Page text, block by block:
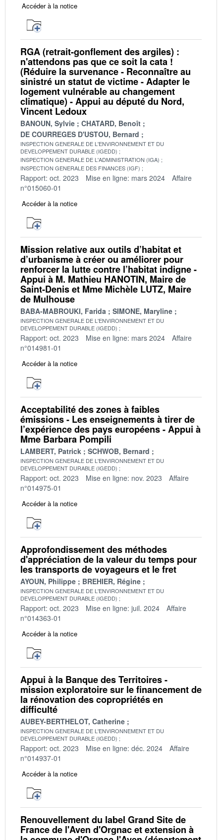
Accéder à la notice
RGA (retrait-gonflement des argiles) :
n'attendons pas que ce soit la cata !
(Réduire la survenance - Reconnaître au
sinistré un statut de victime - Adapter le
logement vulnérable au changement
climatique) - Appui au député du Nord,
Vincent Ledoux
BANOUN, Sylvie
CHATARD, Benoît
DE COURREGES D'USTOU, Bernard
INSPECTION GENERALE DE L'ENVIRONNEMENT ET DU
DEVELOPPEMENT DURABLE (IGEDD)
INSPECTION GENERALE DE L'ADMINISTRATION (IGA)
INSPECTION GENERALE DES FINANCES (IGF)
Rapport: oct. 2023 Mise en ligne: mars 2024
Affaire
n°015060-01
Accéder à la notice
Mission relative aux outils d’habitat et
d’urbanisme à créer ou améliorer pour
renforcer la lutte contre l’habitat indigne -
Appui à M. Mathieu HANOTIN, Maire de
Saint-Denis et Mme Michèle LUTZ, Maire
de Mulhouse
BABA-MABROUKI, Farida SIMONE, Maryline
INSPECTION GENERALE DE L'ENVIRONNEMENT ET DU
DEVELOPPEMENT DURABLE (IGEDD)
Rapport: oct. 2023 Mise en ligne: mars 2024
Affaire
n°014981-01
Accéder à la notice
Acceptabilité des zones à faibles
émissions - Les enseignements à tirer de
l’expérience des pays européens - Appui à
Mme Barbara Pompili
LAMBERT, Patrick SCHWOB, Bernard
INSPECTION GENERALE DE L'ENVIRONNEMENT ET DU
DEVELOPPEMENT DURABLE (IGEDD)
Rapport: oct. 2023 Mise en ligne: nov. 2023
Affaire
n°014975-01
Accéder à la notice
Approfondissement des méthodes
d'appréciation de la valeur du temps pour
les transports de voyageurs et le fret
AYOUN, Philippe BREHIER, Régine
INSPECTION GENERALE DE L'ENVIRONNEMENT ET DU
DEVELOPPEMENT DURABLE (IGEDD)
Rapport: oct. 2023 Mise en ligne: juil. 2024
Affaire
n°014363-01
Accéder à la notice
Appui à la Banque des Territoires -
mission exploratoire sur le financement de
la rénovation des copropriétés en
difficulté
AUBEY-BERTHELOT, Catherine
INSPECTION GENERALE DE L'ENVIRONNEMENT ET DU
DEVELOPPEMENT DURABLE (IGEDD)
Rapport: oct. 2023 Mise en ligne: déc. 2024
Affaire
n°014937-01
Accéder à la notice
Renouvellement du label Grand Site de
France de l'Aven d'Orgnac et extension à